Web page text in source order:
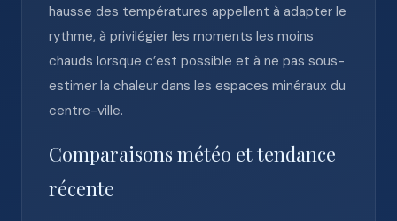
hausse des températures appellent à adapter le
rythme, à privilégier les moments les moins
chauds lorsque c’est possible et à ne pas sous-
estimer la chaleur dans les espaces minéraux du
centre-ville.
Comparaisons météo et tendance
récente